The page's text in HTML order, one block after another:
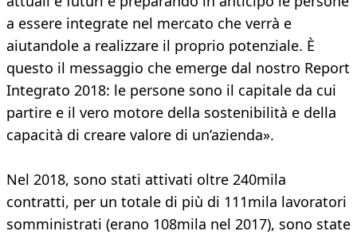
a essere integrate nel mercato che verrà e
aiutandole a realizzare il proprio potenziale. È
questo il messaggio che emerge dal nostro Report
Integrato 2018: le persone sono il capitale da cui
partire e il vero motore della sostenibilità e della
capacità di creare valore di un’azienda».
Nel 2018, sono stati attivati oltre 240mila
contratti, per un totale di più di 111mila lavoratori
somministrati (erano 108mila nel 2017), sono state